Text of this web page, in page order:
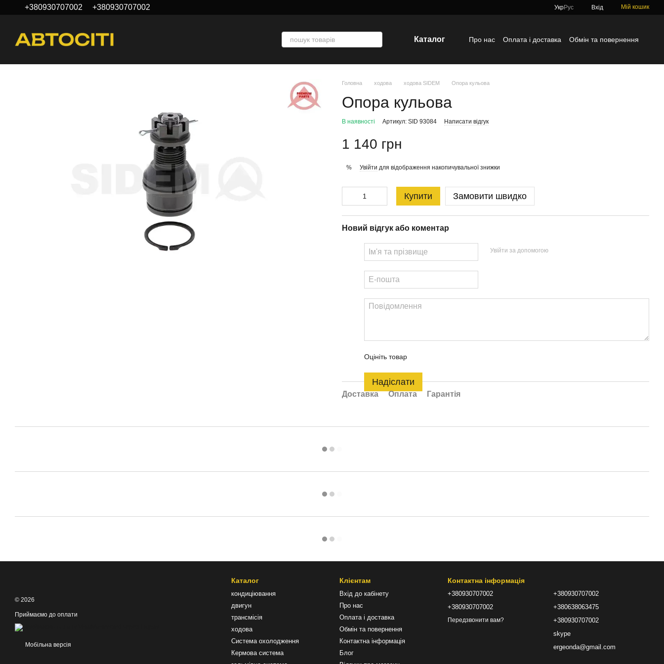
Перейти до основного контенту
+380930707002 +380930707002 УкрРус Вхід Мій кошик
Каталог Про нас Оплата і доставка
Обмін та повернення
Головна ходова ходова SIDEM Опора кульова
Опора кульова
В наявності Артикул: SID 93084 Написати відгук
1 140 грн
% Увійти для відображення накопичувальної знижки
Купити Замовити швидко
Новий відгук або коментар
Увійти за допомогою
Оцініть товар
Надіслати
Доставка Оплата Гарантія
© 2026
Приймаємо до оплати
Мобільна версія
Каталог
кондиціювання
двигун
трансмісія
ходова
Система охолодження
Кермова система
Клієнтам
Вхід до кабінету
Про нас
Оплата і доставка
Обмін та повернення
Контактна інформація
Блог
Контактна інформація
+380930707002
+380930707002
Передзвонити вам?
+380930707002
+380638063475
+380930707002
skype
ergeonda@gmail.com